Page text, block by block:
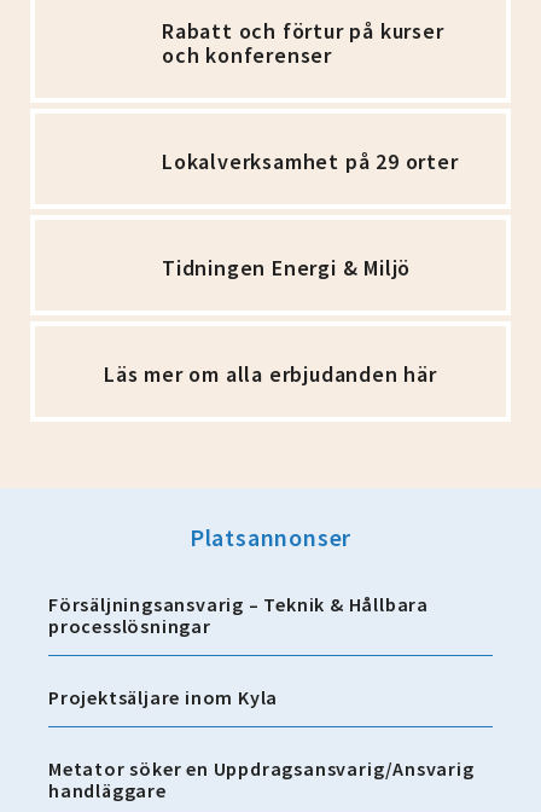
Rabatt och förtur på kurser
och konferenser
Lokalverksamhet på 29 orter
Tidningen Energi & Miljö
Läs mer om alla erbjudanden här
Platsannonser
Försäljningsansvarig – Teknik & Hållbara
processlösningar
Projektsäljare inom Kyla
Metator söker en Uppdragsansvarig/Ansvarig
handläggare